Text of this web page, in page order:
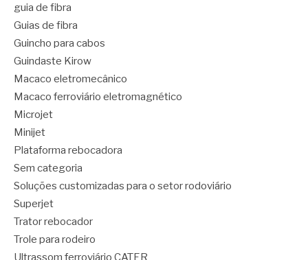
guia de fibra
Guias de fibra
Guincho para cabos
Guindaste Kirow
Macaco eletromecânico
Macaco ferroviário eletromagnético
Microjet
Minijet
Plataforma rebocadora
Sem categoria
Soluções customizadas para o setor rodoviário
Superjet
Trator rebocador
Trole para rodeiro
Ultrassom ferroviário CATER